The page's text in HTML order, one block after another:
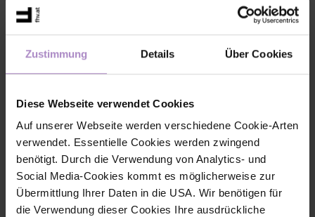
Zustimmung Details Über Cookies
Diese Webseite verwendet Cookies
Auf unserer Webseite werden verschiedene Cookie-Arten
verwendet. Essentielle Cookies werden zwingend
benötigt. Durch die Verwendung von Analytics- und
Social Media-Cookies kommt es möglicherweise zur
Übermittlung Ihrer Daten in die USA. Wir benötigen für
die Verwendung dieser Cookies Ihre ausdrückliche